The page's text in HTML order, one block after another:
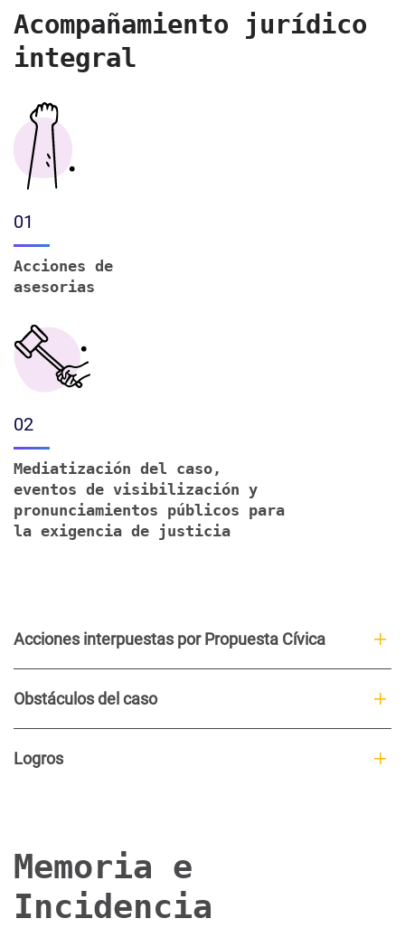
Acompañamiento jurídico
integral
01
Acciones de
asesorias
02
Mediatización del caso,
eventos de visibilización y
pronunciamientos públicos para
la exigencia de justicia
Acciones interpuestas por Propuesta Cívica
Obstáculos del caso
Logros
Memoria e
Incidencia